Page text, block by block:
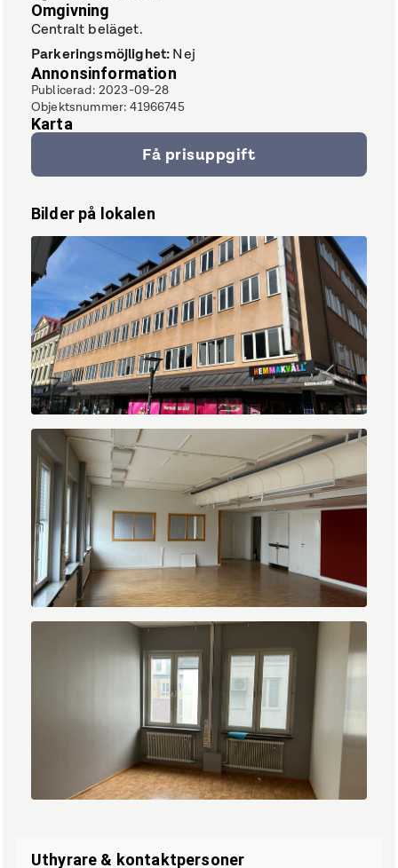
Omgivning
Centralt beläget.
Parkeringsmöjlighet:Nej
Annonsinformation
Publicerad: 2023-09-28
Objektsnummer:41966745
Karta
Få prisuppgift
Bilder på lokalen
IMG_6937.jpg
Uthyrare & kontaktpersoner